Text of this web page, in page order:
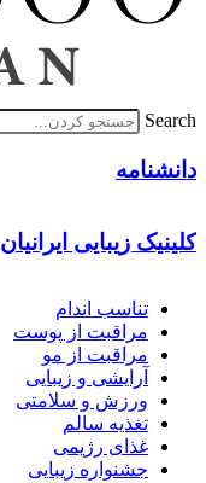
Search
دانشنامه
کلینیک زیبایی ایرانیان
تناسب اندام
مراقبت از پوست
مراقبت از مو
آرایشی و زیبایی
ورزش و سلامتی
تغذیه سالم
غذای رژیمی
جشنواره زیبایی